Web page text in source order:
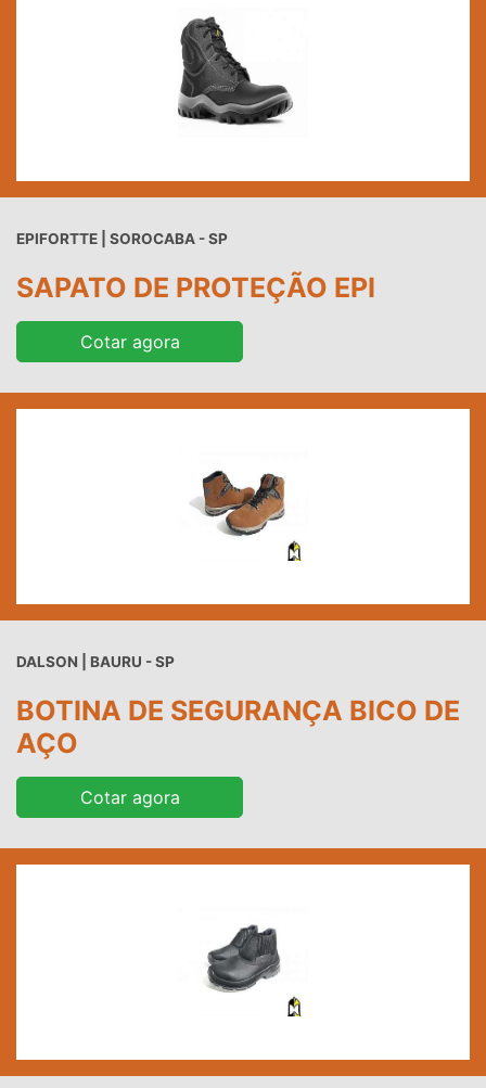
EPIFORTTE | SOROCABA - SP
SAPATO DE PROTEÇÃO EPI
Cotar agora
DALSON | BAURU - SP
BOTINA DE SEGURANÇA BICO DE
AÇO
Cotar agora